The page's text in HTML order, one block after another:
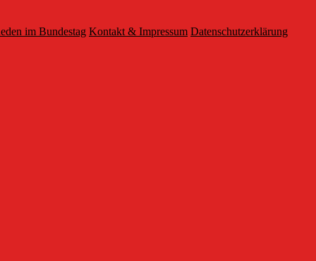
im Bundestag Kontakt & Impressum Datenschutzerklärung